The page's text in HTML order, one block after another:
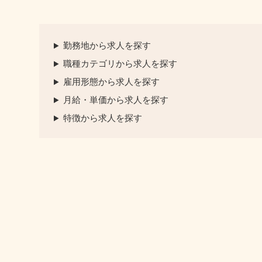
勤務地から求人を探す
職種カテゴリから求人を探す
雇用形態から求人を探す
月給・単価から求人を探す
特徴から求人を探す